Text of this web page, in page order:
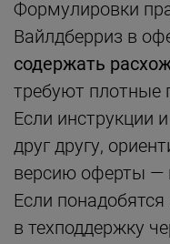
Формулировки
Вайлдберриз в
содержать
требуют плотные
Если инструкции
друг другу,
версию оферты —
Если
в техподдержку